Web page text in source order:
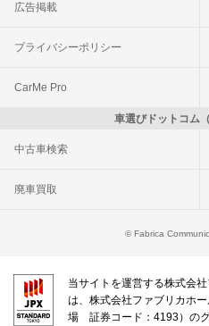
広告掲載
プライバシーポリシー
CarMe Pro
車選びドットコム
中古車検索
廃車買取
© Fabrica
当サイトを運営する株式会
は、株式会社ファブリカホ
場 証券コード：4193）のグ